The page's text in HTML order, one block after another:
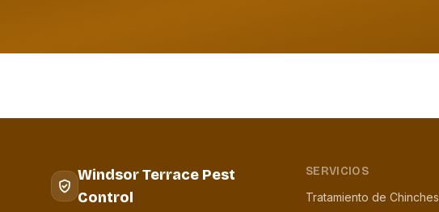
Windsor Terrace Pest
Control
SERVICIOS
Tratamiento de Chinches